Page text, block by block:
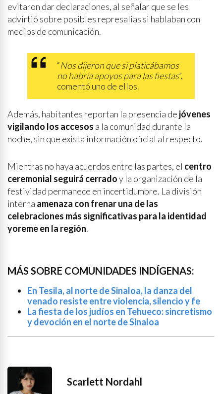
evitaron dar declaraciones, al señalar que se les
advirtió sobre posibles represalias si hablaban con
medios de comunicación.
“Nos dijeron que si platicábamos
no habría apoyos para las fiestas”,
comentó uno de ellos.
Además, habitantes reportan la presencia de jóvenes
vigilando los accesos a la comunidad durante la
noche, sin que exista información oficial al respecto.
Mientras no haya acuerdos entre las partes, el centro
ceremonial seguirá cerradoy la organización de la
festividad permanece en incertidumbre. La división
interna amenaza con frenar una de las
celebraciones más significativas para la identidad
yoreme en la región.
MÁS SOBRE COMUNIDADES INDÍGENAS:
En Tesila, al norte de Sinaloa, la danza del
venado resiste entre violencia, silencio y fe
La fiesta de los judíos en Tehueco: sincretismo
y devoción en el norte de Sinaloa
Scarlett Nordahl